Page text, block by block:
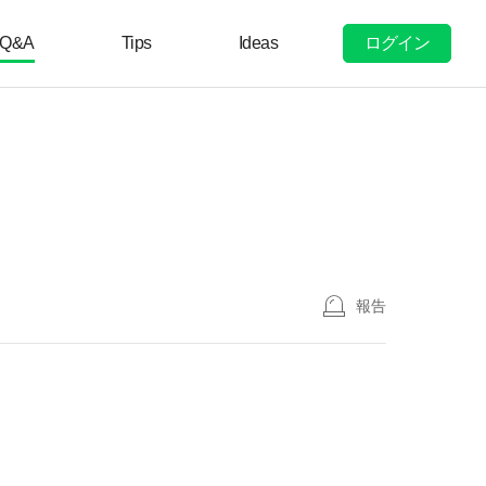
Q&A Tips Ideas ログイン
報告